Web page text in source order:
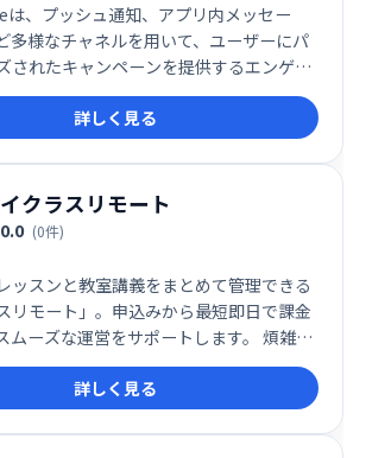
、プッシュ通知、アプリ内メッセー
多様なチャネルを用いて、ユーザーにパ
されたキャンペーンを提供するエンゲー
ットフォームです。コンテキストに応じ
配信で、ユーザーの関心を高め、高いエ
トを実現します。
詳しく見る
クラスリモート
0.0 (0件)
ッスンと教室講義をまとめて管理できる
リモート」。申込みから最短即日で課金
ムーズな運営をサポートします。 煩雑な
率化し、運営の負担を軽減。 柔軟なシス
な学習形態に対応可能です。
詳しく見る